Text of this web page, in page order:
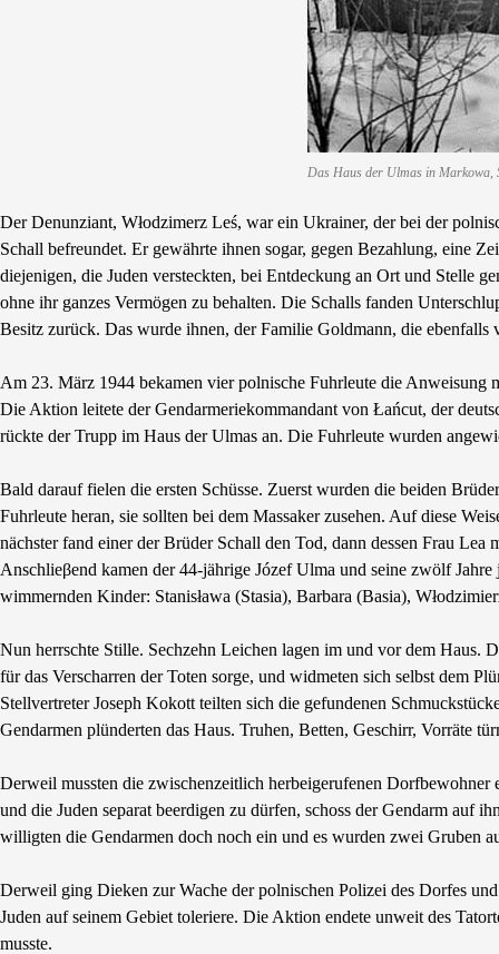
Das Haus der Ulmas in Markowa,
Der Denunziant, Włodzimerz Leś, war ein Ukrainer, der bei der
Schall befreundet. Er gewährte ihnen sogar, gegen Bezahlung, eine
diejenigen, die Juden versteckten, bei Entdeckung an Ort und Stelle
ohne ihr ganzes Vermögen zu behalten. Die Schalls fanden
Besitz zurück. Das wurde ihnen, der Familie Goldmann, die
Am 23. März 1944 bekamen vier polnische Fuhrleute die
Die Aktion leitete der Gendarmeriekommandant von Łańcut, der
rückte der Trupp im Haus der Ulmas an. Die Fuhrleute wurden
Bald darauf fielen die ersten Schüsse. Zuerst wurden die beiden
Fuhrleute heran, sie sollten bei dem Massaker zusehen. Auf diese
nächster fand einer der Brüder Schall den Tod, dann dessen Frau
Anschlieβend kamen der 44-jährige Józef Ulma und seine zwölf
wimmernden Kinder: Stanisława (Stasia), Barbara (Basia),
Nun herrschte Stille. Sechzehn Leichen lagen im und vor dem
für das Verscharren der Toten sorge, und widmeten sich selbst dem
Stellvertreter Joseph Kokott teilten sich die gefundenen
Gendarmen plünderten das Haus. Truhen, Betten, Geschirr, Vorräte
Derweil mussten die zwischenzeitlich herbeigerufenen
und die Juden separat beerdigen zu dürfen, schoss der Gendarm auf
willigten die Gendarmen doch noch ein und es wurden zwei Gruben
Derweil ging Dieken zur Wache der polnischen Polizei des Dorfes
Juden auf seinem Gebiet toleriere. Die Aktion endete unweit des
musste.